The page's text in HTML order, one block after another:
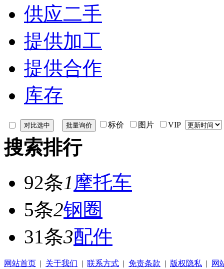
供应二手
提供加工
提供合作
库存
标价 图片 VIP
搜索排行
92条1摩托车
5条2钢圈
31条3配件
网站首页 | 关于我们 | 联系方式 | 免责条款 | 版权隐私 | 网